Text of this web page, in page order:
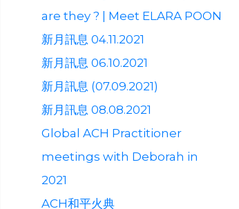
are they ? | Meet ELARA POON
新月訊息 04.11.2021
新月訊息 06.10.2021
新月訊息 (07.09.2021)
新月訊息 08.08.2021
Global ACH Practitioner
meetings with Deborah in
2021
ACH和平火典